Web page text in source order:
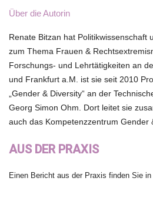
Über die Autorin
Renate Bitzan hat Politikwissenschaft
zum Thema Frauen &
Forschungs- und Lehrtätigkeiten an
und Frankfurt a.M. ist sie seit 2010
„Gender & Diversity“ an der
Georg Simon Ohm. Dort leitet sie
auch das Kompetenzzentrum Gender
AUS DER PRAXIS
Einen Bericht aus der Praxis finden Sie in